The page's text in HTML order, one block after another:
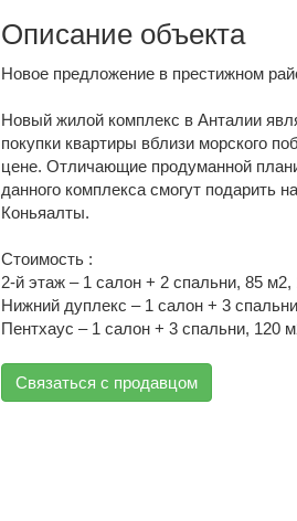
Описание объекта
Новое предложение в престижном
Новый жилой комплекс в Анталии
покупки квартиры вблизи морского
цене. Отличающие продуманной
данного комплекса смогут подарить
Коньяалты.
Стоимость :
2-й этаж – 1 салон + 2 спальни, 85 м2,
Нижний дуплекс – 1 салон + 3
Пентхаус – 1 салон + 3 спальни, 120
Связаться с продавцом